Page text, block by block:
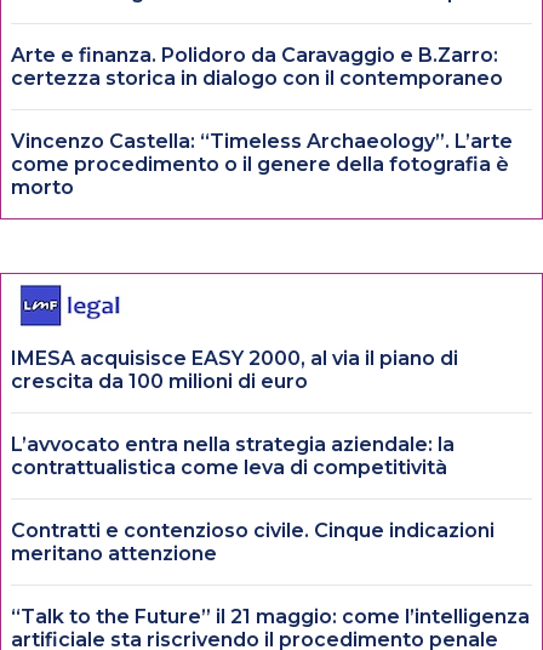
Arte e finanza. Polidoro da Caravaggio e B.Zarro:
certezza storica in dialogo con il contemporaneo
Vincenzo Castella: “Timeless Archaeology”. L’arte
come procedimento o il genere della fotografia è
morto
IMESA acquisisce EASY 2000, al via il piano di
crescita da 100 milioni di euro
L’avvocato entra nella strategia aziendale: la
contrattualistica come leva di competitività
Contratti e contenzioso civile. Cinque indicazioni
meritano attenzione
“Talk to the Future” il 21 maggio: come l’intelligenza
artificiale sta riscrivendo il procedimento penale